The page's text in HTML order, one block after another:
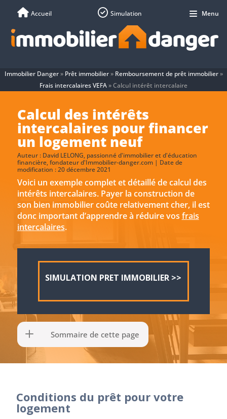
Immobilier Danger» Prêt immobilier» Remboursement de prêt immobilier»
Frais intercalaires VEFA»Calcul intérêt intercalaire
Calcul des intérêts
intercalaires pour financer
un logement neuf
Auteur : David LELONG, passionné d'immobilier et d'éducation
financière, fondateur d'Immobilier-danger.com | Date de
modification : 20 décembre 2021
Voici un exemple complet et détaillé de calcul des
intérêts intercalaires. Payer la construction de
son bien immobilier coûte relativement cher, il est
donc important d’apprendre à réduire vos frais
intercalaires.
SIMULATION PRET IMMOBILIER >>
Sommaire de cette page
Conditions du prêt pour votre
logement
Accueil Simulation Menu